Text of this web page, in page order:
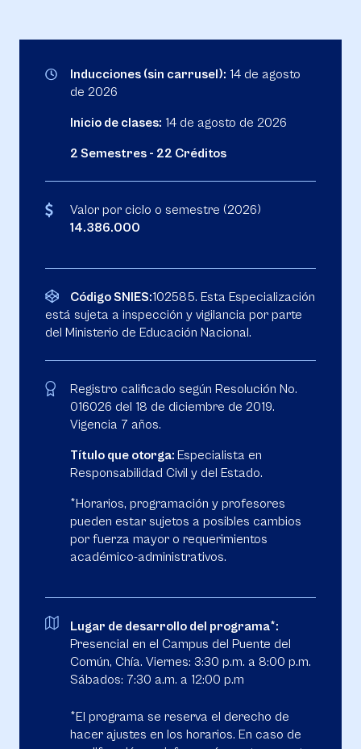
Inducciones (sin carrusel): 14 de agosto
de 2026
Inicio de clases: 14 de agosto de 2026
2 Semestres - 22 Créditos
Valor por ciclo o semestre (2026)
14.386.000
Código SNIES:102585. Esta Especialización
está sujeta a inspección y vigilancia por parte
del Ministerio de Educación Nacional.
Registro calificado según Resolución No.
016026 del 18 de diciembre de 2019.
Vigencia 7 años.
Título que otorga: Especialista en
Responsabilidad Civil y del Estado.
*Horarios, programación y profesores
pueden estar sujetos a posibles cambios
por fuerza mayor o requerimientos
académico-administrativos.
Lugar de desarrollo del programa*:
Presencial en el Campus del Puente del
Común, Chía. Viernes: 3:30 p.m. a 8:00 p.m.
Sábados: 7:30 a.m. a 12:00 p.m
*El programa se reserva el derecho de
hacer ajustes en los horarios. En caso de